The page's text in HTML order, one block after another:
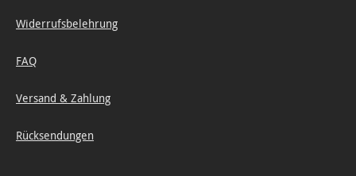
Widerrufsbelehrung
FAQ
Versand & Zahlung
Rücksendungen